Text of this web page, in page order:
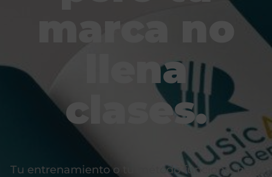
llena
clases.
Tu entrenamiento o tu método funciona, pero